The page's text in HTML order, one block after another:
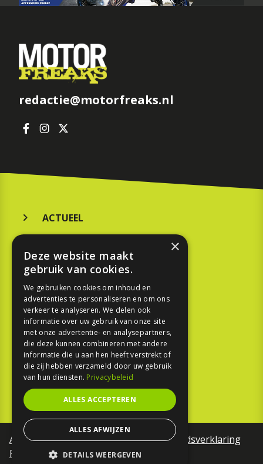
redactie@motorfreaks.nl
ACTUEEL
KOOPGIDS
TESTEN
SPORT
REPORTAGE
TOUREN
NIEUWSBRIEF
Algemene voorwaardenToegankelijkheidsverklaring
Privacy Policy
×
Deze website maakt
gebruik van cookies.
We gebruiken cookies om inhoud en
advertenties te personaliseren en om ons
verkeer te analyseren. We delen ook
informatie over uw gebruik van onze site
met onze advertentie- en analysepartners,
die deze kunnen combineren met andere
informatie die u aan hen heeft verstrekt of
die zij hebben verzameld door uw gebruik
van hun diensten. Privacybeleid
ALLES ACCEPTEREN
ALLES AFWIJZEN
DETAILS WEERGEVEN